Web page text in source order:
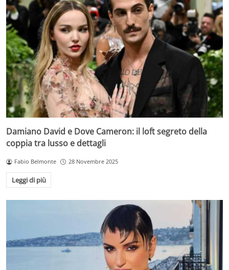
Damiano David e Dove Cameron: il loft segreto della
coppia tra lusso e dettagli
Fabio Belmonte 28 Novembre 2025
Leggi di più